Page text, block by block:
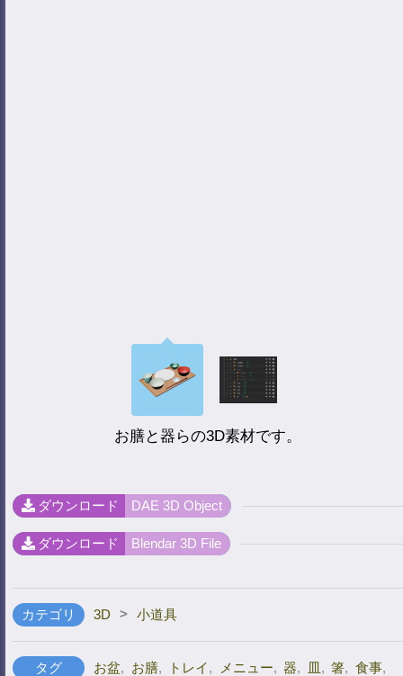
お膳と器らの3D素材です。
ダウンロード DAE 3D Object
ダウンロード Blendar 3D File
カテゴリ 3D > 小道具
タグ お盆, お膳, トレイ, メニュー, 器, 皿 , 箸, 食事,